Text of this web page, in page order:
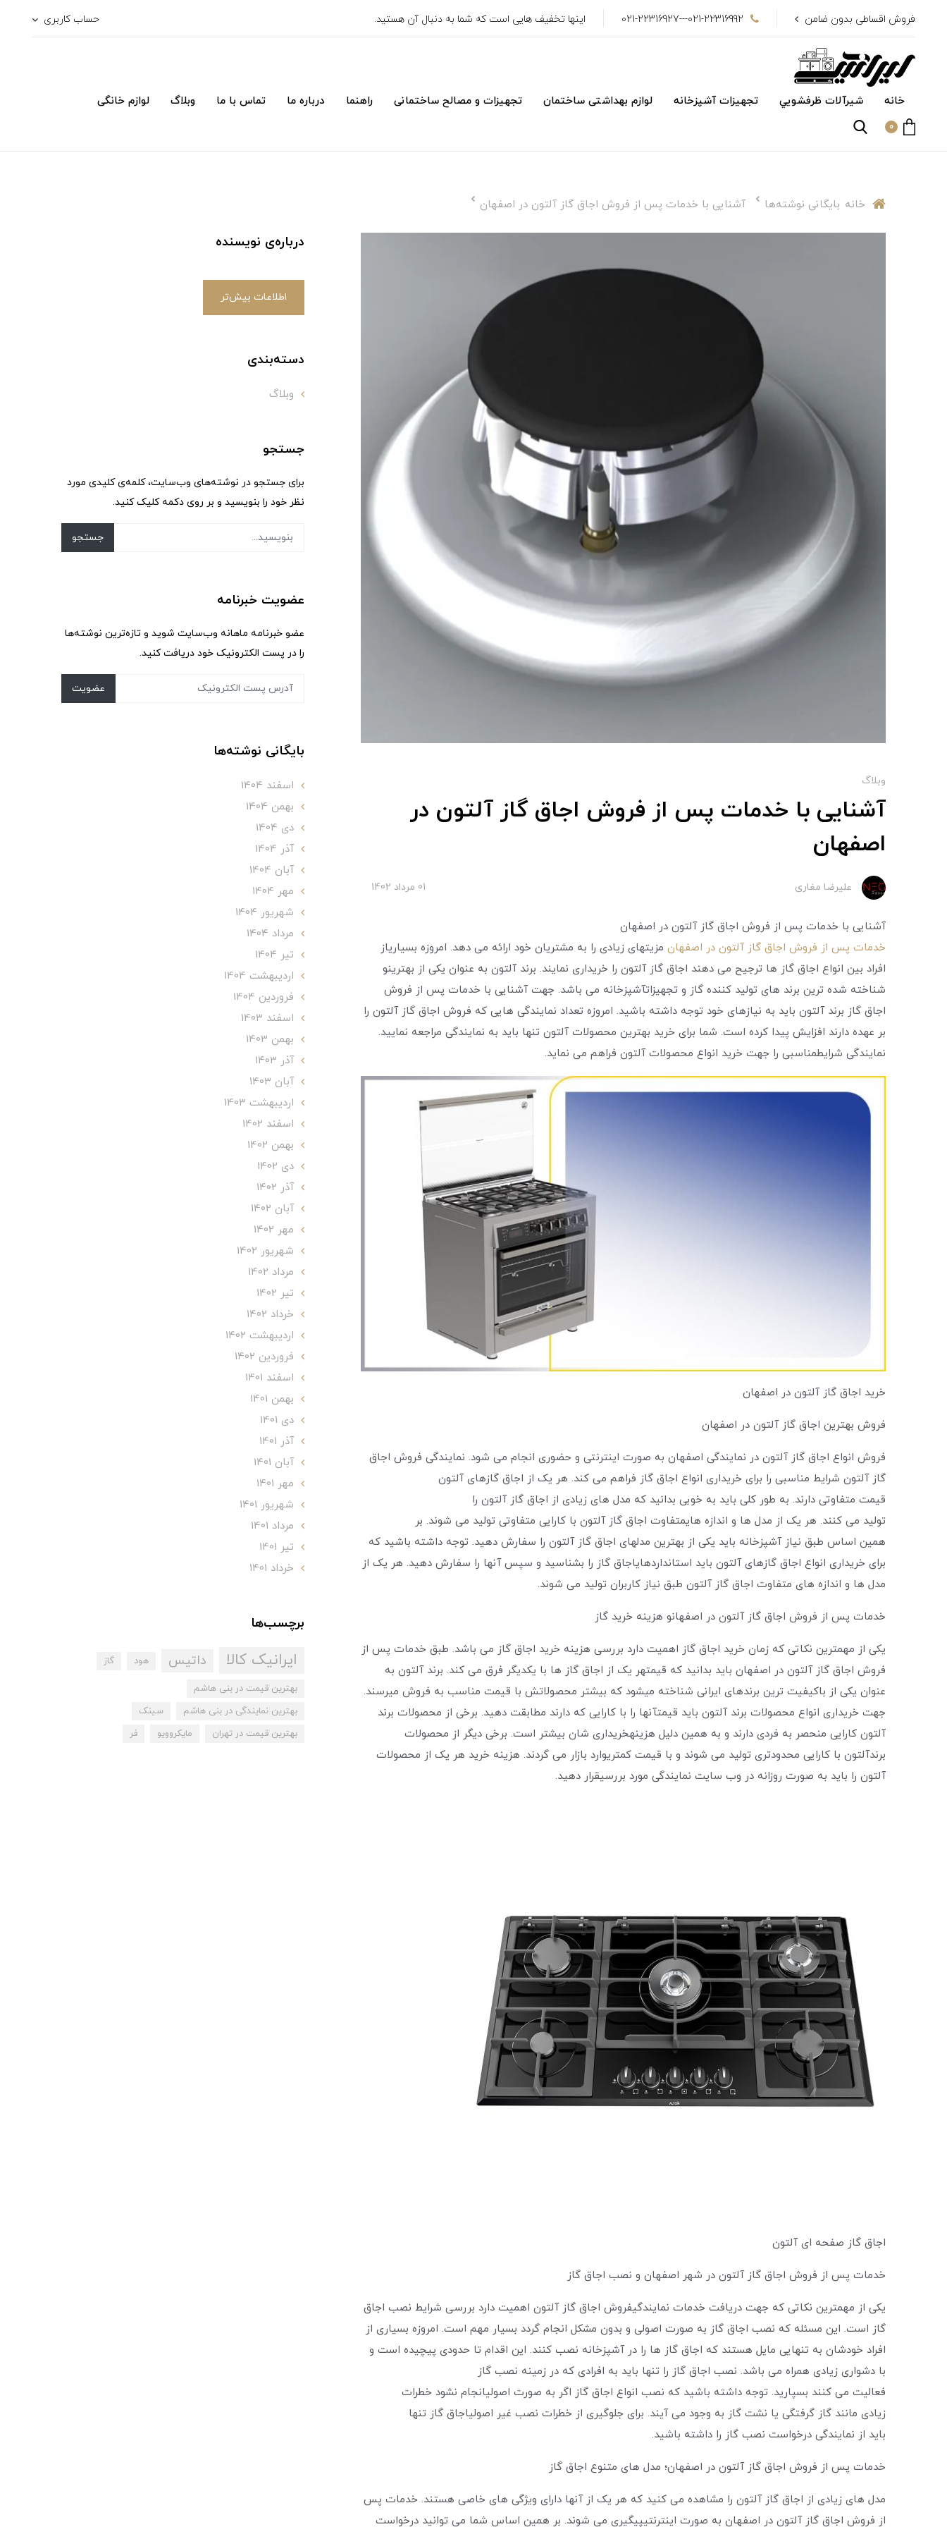
فروش اقساطی بدون ضامن 021-22316992---021-22316927 اینها تخفیف هایی است که شما به دنبال آن هستید. حساب کاربری
خانه شیرآلات ظرفشويي تجهیزات آشپزخانه لوازم بهداشتی ساختمان تجهیزات و مصالح ساختمانی راهنما درباره ما تماس با ما وبلاگ لوازم خانگی
0
خانه بایگانی نوشته‌ها آشنایی با خدمات پس از فروش اجاق گاز آلتون در اصفهان
وبلاگ
آشنایی با خدمات پس از فروش اجاق گاز آلتون در
اصفهان
علیرضا مغاری 01 مرداد 1402
آشنایی با خدمات پس از فروش اجاق گاز آلتون در اصفهان
خدمات پس از فروش اجاق گاز آلتون در اصفهان مزیتهای زیادی را به مشتریان خود ارائه می دهد. امروزه بسیاریاز
افراد بین انواع اجاق گاز ها ترجیح می دهند اجاق گاز آلتون را خریداری نمایند. برند آلتون به عنوان یکی از بهترینو
شناخته شده ترین برند های تولید کننده گاز و تجهیزاتآشپزخانه می باشد. جهت آشنایی با خدمات پس از فروش
اجاق گاز برند آلتون باید به نیازهای خود توجه داشته باشید. امروزه تعداد نمایندگی هایی که فروش اجاق گاز آلتون را
بر عهده دارند افزایش پیدا کرده است. شما برای خرید بهترین محصولات آلتون تنها باید به نمایندگی مراجعه نمایید.
نمایندگی شرایطمناسبی را جهت خرید انواع محصولات آلتون فراهم می نماید.
خرید اجاق گاز آلتون در اصفهان
فروش بهترین اجاق گاز آلتون در اصفهان
فروش انواع اجاق گاز آلتون در نمایندگی اصفهان به صورت اینترنتی و حضوری انجام می شود. نمایندگی فروش اجاق
گاز آلتون شرایط مناسبی را برای خریداری انواع اجاق گاز فراهم می کند. هر یک از اجاق گازهای آلتون
قیمت متفاوتی دارند. به طور کلی باید به خوبی بدانید که مدل ‌های زیادی از اجاق گاز آلتون را
تولید می کنند. هر یک از مدل ها و اندازه هایمتفاوت اجاق گاز آلتون با کارایی متفاوتی تولید می شوند. بر
همین اساس طبق نیاز آشپزخانه باید یکی از بهترین مدلهای اجاق گاز آلتون را سفارش دهید. توجه داشته باشید که
برای خریداری انواع اجاق گازهای آلتون باید استانداردهایاجاق گاز را بشناسید و سپس آنها را سفارش دهید. هر یک از
مدل ها و اندازه های متفاوت اجاق گاز آلتون طبق نیاز کاربران تولید می شوند.
خدمات پس از فروش اجاق گاز آلتون در اصفهانو هزینه خرید گاز
یکی از مهمترین نکاتی که زمان خرید اجاق گاز اهمیت دارد بررسی هزینه خرید اجاق گاز می باشد. طبق خدمات پس از
فروش اجاق گاز آلتون در اصفهان باید بدانید که قیمتهر یک از اجاق گاز ها با یکدیگر فرق می کند. برند آلتون به
عنوان یکی از باکیفیت ترین برندهای ایرانی شناخته میشود که بیشتر محصولاتش با قیمت مناسب به فروش میرسند.
جهت خریداری انواع محصولات برند آلتون باید قیمتآنها را با کارایی که دارند مطابقت دهید. برخی از محصولات برند
آلتون کارایی منحصر به فردی دارند و به همین دلیل هزینهخریداری شان بیشتر است. برخی دیگر از محصولات
برندآلتون با کارایی محدودتری تولید می شوند و با قیمت کمتریوارد بازار می گردند. هزینه خرید هر یک از محصولات
آلتون را باید به صورت روزانه در وب سایت نمایندگی مورد بررسیقرار دهید.
اجاق گاز صفحه ای آلتون
خدمات پس از فروش اجاق گاز آلتون در شهر اصفهان و نصب اجاق گاز
یکی از مهمترین نکاتی که جهت دریافت خدمات نمایندگیفروش اجاق گاز آلتون اهمیت دارد بررسی شرایط نصب اجاق
گاز است. این مسئله که نصب اجاق گاز به صورت اصولی و بدون مشکل انجام گردد بسیار مهم است. امروزه بسیاری از
افراد خودشان به تنهایی مایل هستند که اجاق گاز ها را در آشپزخانه نصب کنند. این اقدام تا حدودی پیچیده است و
با دشواری زیادی همراه می باشد. نصب اجاق گاز را تنها باید به افرادی که در زمینه نصب گاز
فعالیت می ‌کنند بسپارید. توجه داشته باشید که نصب انواع اجاق گاز اگر به صورت اصولیانجام نشود خطرات
زیادی مانند گاز گرفتگی یا نشت گاز به وجود می آیند. برای جلوگیری از خطرات نصب غیر اصولیاجاق گاز تنها
باید از نمایندگی درخواست نصب گاز را داشته باشید.
خدمات پس از فروش اجاق گاز آلتون در اصفهان؛ مدل های متنوع اجاق گاز
مدل های زیادی از اجاق گاز آلتون را مشاهده می کنید که هر یک از آنها دارای ویژگی های خاصی هستند. خدمات پس
از فروش اجاق گاز آلتون در اصفهان به صورت اینترنتیپیگیری می شوند. بر همین اساس شما می توانید درخواست
درباره‌ی نویسنده
اطلاعات بیش‌تر
دسته‌بندی
وبلاگ
جستجو
برای جستجو در نوشته‌های وب‌سایت، کلمه‌ی کلیدی مورد
نظر خود را بنویسید و بر روی دکمه کلیک کنید.
جستجو
عضویت خبرنامه
عضو خبرنامه ماهانه وب‌سایت شوید و تازه‌ترین نوشته‌ها
را در پست الکترونیک خود دریافت کنید.
عضویت
بایگانی نوشته‌ها
اسفند 1404
بهمن 1404
دی 1404
آذر 1404
آبان 1404
مهر 1404
شهریور 1404
مرداد 1404
تير 1404
ارديبهشت 1404
فروردین 1404
اسفند 1403
بهمن 1403
آذر 1403
آبان 1403
ارديبهشت 1403
اسفند 1402
بهمن 1402
دی 1402
آذر 1402
آبان 1402
مهر 1402
شهریور 1402
مرداد 1402
تير 1402
خرداد 1402
ارديبهشت 1402
فروردین 1402
اسفند 1401
بهمن 1401
دی 1401
آذر 1401
آبان 1401
مهر 1401
شهریور 1401
مرداد 1401
تير 1401
خرداد 1401
برچسب‌ها
ایرانیک کالا داتیس هود گاز
بهترین قیمت در بنی هاشم
بهترین نمایندگی در بنی هاشم
سینک
بهترین قیمت در تهران
مایکروویو فر